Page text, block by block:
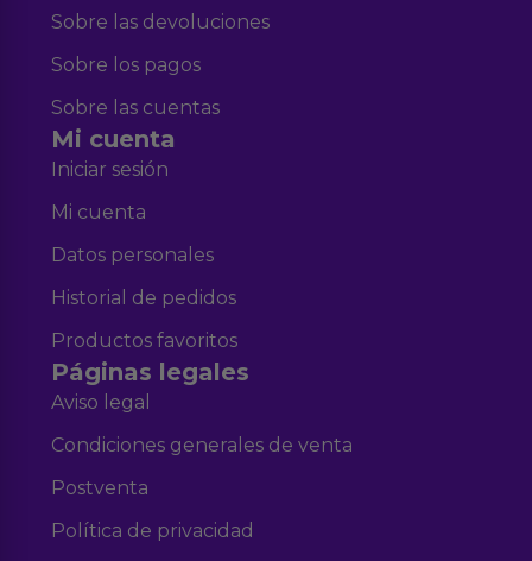
Sobre las devoluciones
Sobre los pagos
Sobre las cuentas
Mi cuenta
Iniciar sesión
Mi cuenta
Datos personales
Historial de pedidos
Productos favoritos
Páginas legales
Aviso legal
Condiciones generales de venta
Postventa
Política de privacidad